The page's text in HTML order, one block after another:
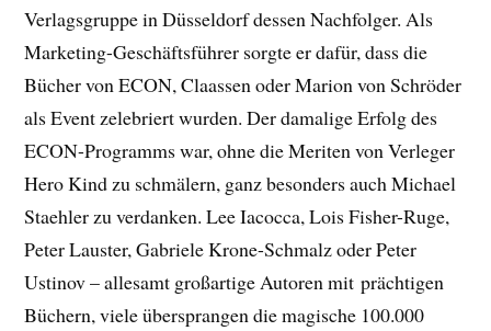
Verlagsgruppe in Düsseldorf dessen Nachfolger. Als
Marketing-Geschäftsführer sorgte er dafür, dass die
Bücher von ECON, Claassen oder Marion von Schröder
als Event zelebriert wurden. Der damalige Erfolg des
ECON-Programms war, ohne die Meriten von Verleger
Hero Kind zu schmälern, ganz besonders auch Michael
Staehler zu verdanken. Lee Iacocca, Lois Fisher-Ruge,
Peter Lauster, Gabriele Krone-Schmalz oder Peter
Ustinov – allesamt großartige Autoren mit prächtigen
Büchern, viele übersprangen die magische 100.000